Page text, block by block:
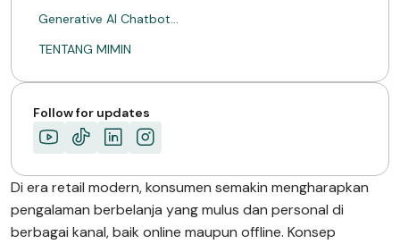
Generative AI Chatbot…
TENTANG MIMIN
Follow for updates
Di era retail modern, konsumen semakin mengharapkan
pengalaman berbelanja yang mulus dan personal di
berbagai kanal, baik online maupun offline. Konsep